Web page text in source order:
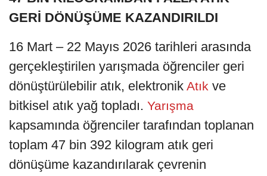
GERİ DÖNÜŞÜME KAZANDIRILDI
16 Mart – 22 Mayıs 2026 tarihleri arasında
gerçekleştirilen yarışmada öğrenciler geri
dönüştürülebilir atık, elektronik Atık ve
bitkisel atık yağ topladı. Yarışma
kapsamında öğrenciler tarafından toplanan
toplam 47 bin 392 kilogram atık geri
dönüşüme kazandırılarak çevrenin